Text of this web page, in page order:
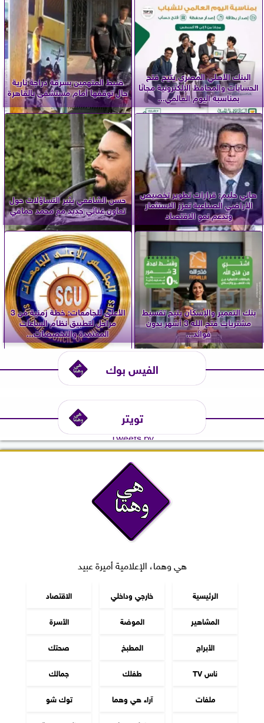
البنك الأهلي المصري يتيح فتح
الحسابات والمحافظ الإلكترونية مجانًا
بمناسبة اليوم العالمي...
ضبط المتهمين بسرقة دراجة نارية
حال توقفها أمام مستشفى بالقاهرة
هاني حليم: قرارات تطوير تخصيص
الأراضي الصناعية تعزز الاستثمار
وتدعم نمو الاقتصاد
حسن الشافعي يثير التساؤلات حول
تعاون غنائي جديد مع محمد حماقي
بنك التعمير والإسكان يتيح تقسيط
مشتريات فتح الله 3 أشهر بدون
فوائد...
الأعلى للجامعات: خطة زمنية من 3
مراحل لتطبيق نظام الساعات
المعتمدة والتخصصات...
الفيس بوك
تويتر
Tweets by
هي وهما، الإعلامية أميرة عبيد
الرئيسية خارجي وداخلي
الاقتصاد
المشاهير
الموضة
الأسرة
الأبراج
المطبخ
صحتك
ناس TV
طفلك
جمالك
ملفات
آراء هي وهما
توك شو